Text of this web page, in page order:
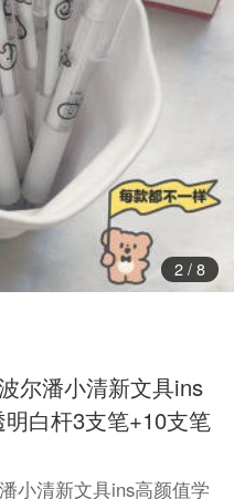
3/ 8
尔潘小清新文具ins
白杆3支笔+10支笔
小清新文具ins高颜值学